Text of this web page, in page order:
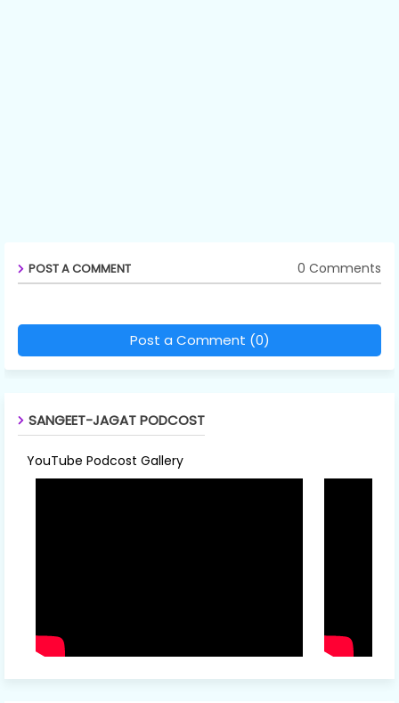
POST A COMMENT 0 Comments
Post a Comment (0)
SANGEET-JAGAT PODCOST
YouTube Podcost Gallery